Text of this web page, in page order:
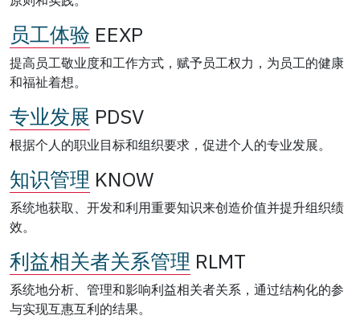
员工体验 EEXP
提高员工敬业度和工作方式，赋予员工权力，为员工的健康
和福祉着想。
专业发展 PDSV
根据个人的职业目标和组织要求，促进个人的专业发展。
知识管理 KNOW
系统地获取、开发和利用重要知识来创造价值并提升组织绩
效。
利益相关者关系管理 RLMT
系统地分析、管理和影响利益相关者关系，通过结构化的参
与实现互惠互利的结果。